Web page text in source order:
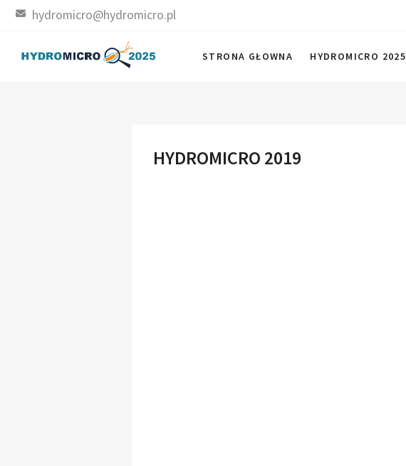
Skip
content
hydromicro@hydromicro.pl
HYDROMICRO 2025
STRONA KONFERENCJI
STRONA GŁOWNA HYDROMICRO 2025
HYDROMICRO 2019